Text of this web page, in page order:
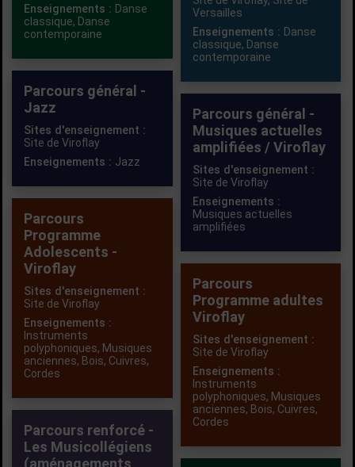
Enseignements : Danse
classique, Danse
contemporaine
Versailles
Enseignements : Danse
classique, Danse
contemporaine
Parcours général -
Jazz
Sites d'enseignement :
Site de Viroflay
Enseignements : Jazz
Parcours général -
Musiques actuelles
amplifiées / Viroflay
Sites d'enseignement :
Site de Viroflay
Enseignements :
Musiques actuelles
amplifiées
Parcours
Programme
Adolescents -
Viroflay
Sites d'enseignement :
Site de Viroflay
Enseignements :
Instruments
polyphoniques, Musiques
anciennes, Bois, Cuivres,
Cordes
Parcours
Programme adultes
Viroflay
Sites d'enseignement :
Site de Viroflay
Enseignements :
Instruments
polyphoniques, Musiques
anciennes, Bois, Cuivres,
Cordes
Parcours renforcé -
Les Musicollégiens
(aménagements